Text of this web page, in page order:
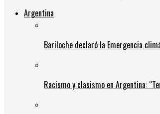
Argentina
Bariloche declaró la Emergencia
Racismo y clasismo en Argentina: